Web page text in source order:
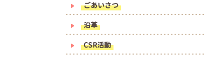
ごあいさつ
沿革
CSR活動